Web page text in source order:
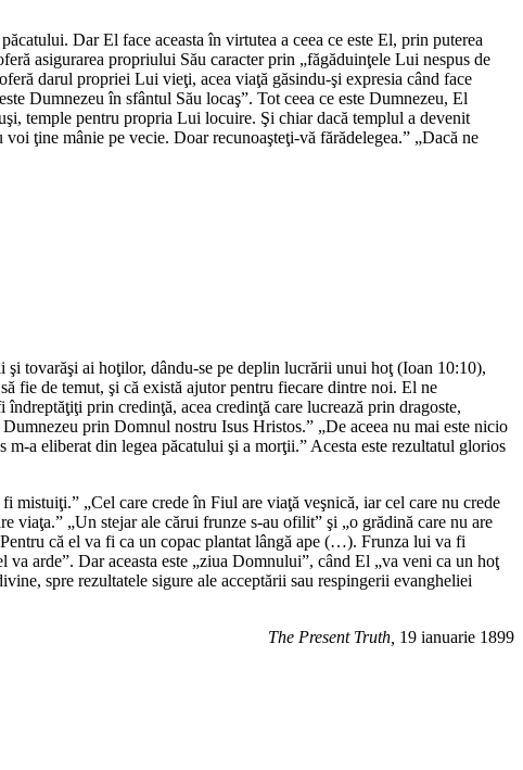
Dar El face aceasta în virtutea a ceea ce este El, prin puterea
asigurarea propriului Său caracter prin „făgăduinţele Lui nespus de
darul propriei Lui vieţi, acea viaţă găsindu-şi expresia când face
Dumnezeu în sfântul Său locaş”. Tot ceea ce este Dumnezeu, El
temple pentru propria Lui locuire. Şi chiar dacă templul a devenit
ţine mânie pe vecie. Doar recunoaşteţi-vă fărădelegea.” „Dacă ne
şi tovarăşi ai hoţilor, dându-se pe deplin lucrării unui hoţ (Ioan 10:10),
fie de temut, şi că există ajutor pentru fiecare dintre noi. El ne
prin credinţă, acea credinţă care lucrează prin dragoste,
prin Domnul nostru Isus Hristos.” „De aceea nu mai este nicio
a eliberat din legea păcatului şi a morţii.” Acesta este rezultatul glorios
„Cel care crede în Fiul are viaţă veşnică, iar cel care nu crede
viaţa.” „Un stejar ale cărui frunze s-au ofilit” şi „o grădină care nu are
că el va fi ca un copac plantat lângă ape (…). Frunza lui va fi
va arde”. Dar aceasta este „ziua Domnului”, când El „va veni ca un hoţ
spre rezultatele sigure ale acceptării sau respingerii evangheliei
The Present Truth, 19 ianuarie 1899